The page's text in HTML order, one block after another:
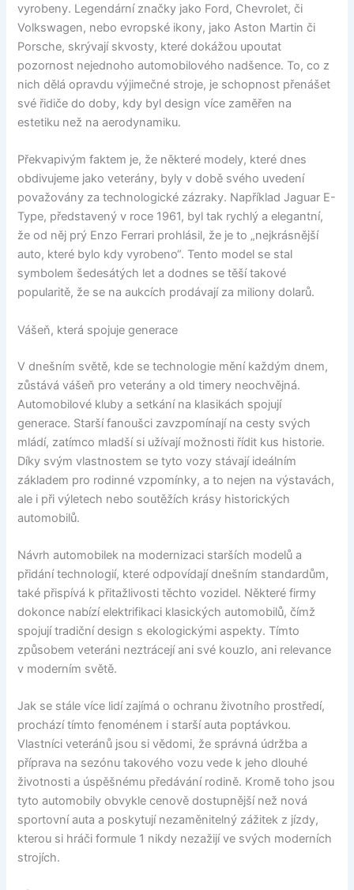
vyrobeny. Legendární značky jako Ford, Chevrolet, či
Volkswagen, nebo evropské ikony, jako Aston Martin či
Porsche, skrývají skvosty, které dokážou upoutat
pozornost nejednoho automobilového nadšence. To, co z
nich dělá opravdu výjimečné stroje, je schopnost přenášet
své řidiče do doby, kdy byl design více zaměřen na
estetiku než na aerodynamiku.
Překvapivým faktem je, že některé modely, které dnes
obdivujeme jako veterány, byly v době svého uvedení
považovány za technologické zázraky. Například Jaguar E-
Type, představený v roce 1961, byl tak rychlý a elegantní,
že od něj prý Enzo Ferrari prohlásil, že je to „nejkrásnější
auto, které bylo kdy vyrobeno“. Tento model se stal
symbolem šedesátých let a dodnes se těší takové
popularitě, že se na aukcích prodávají za miliony dolarů.
Vášeň, která spojuje generace
V dnešním světě, kde se technologie mění každým dnem,
zůstává vášeň pro veterány a old timery neochvějná.
Automobilové kluby a setkání na klasikách spojují
generace. Starší fanoušci zavzpomínají na cesty svých
mládí, zatímco mladší si užívají možnosti řídit kus historie.
Díky svým vlastnostem se tyto vozy stávají ideálním
základem pro rodinné vzpomínky, a to nejen na výstavách,
ale i při výletech nebo soutěžích krásy historických
automobilů.
Návrh automobilek na modernizaci starších modelů a
přidání technologií, které odpovídají dnešním standardům,
také přispívá k přitažlivosti těchto vozidel. Některé firmy
dokonce nabízí elektrifikaci klasických automobilů, čímž
spojují tradiční design s ekologickými aspekty. Tímto
způsobem veteráni neztrácejí ani své kouzlo, ani relevance
v moderním světě.
Jak se stále více lidí zajímá o ochranu životního prostředí,
prochází tímto fenoménem i starší auta poptávkou.
Vlastníci veteránů jsou si vědomi, že správná údržba a
příprava na sezónu takového vozu vede k jeho dlouhé
životnosti a úspěšnému předávání rodině. Kromě toho jsou
tyto automobily obvykle cenově dostupnější než nová
sportovní auta a poskytují nezaměnitelný zážitek z jízdy,
kterou si hráči formule 1 nikdy nezažijí ve svých moderních
strojích.